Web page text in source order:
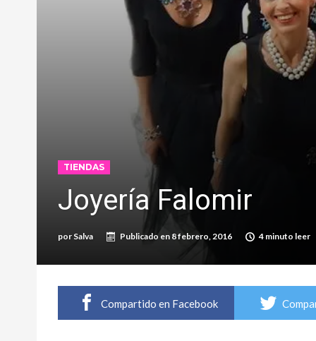
TIENDAS
Joyería Falomir
por Salva Publicado en 8 febrero, 2016 4 minuto leer
Compartido en Facebook